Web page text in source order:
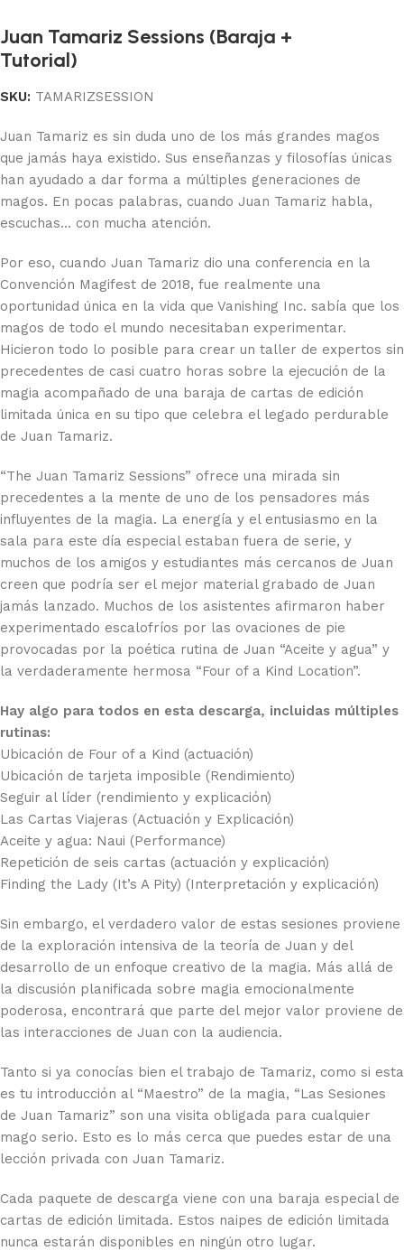
Juan Tamariz Sessions (Baraja +
Tutorial)
SKU: TAMARIZSESSION
Juan Tamariz es sin duda uno de los más grandes magos
que jamás haya existido. Sus enseñanzas y filosofías únicas
han ayudado a dar forma a múltiples generaciones de
magos. En pocas palabras, cuando Juan Tamariz habla,
escuchas… con mucha atención.
Por eso, cuando Juan Tamariz dio una conferencia en la
Convención Magifest de 2018, fue realmente una
oportunidad única en la vida que Vanishing Inc. sabía que los
magos de todo el mundo necesitaban experimentar.
Hicieron todo lo posible para crear un taller de expertos sin
precedentes de casi cuatro horas sobre la ejecución de la
magia acompañado de una baraja de cartas de edición
limitada única en su tipo que celebra el legado perdurable
de Juan Tamariz.
“The Juan Tamariz Sessions” ofrece una mirada sin
precedentes a la mente de uno de los pensadores más
influyentes de la magia. La energía y el entusiasmo en la
sala para este día especial estaban fuera de serie, y
muchos de los amigos y estudiantes más cercanos de Juan
creen que podría ser el mejor material grabado de Juan
jamás lanzado. Muchos de los asistentes afirmaron haber
experimentado escalofríos por las ovaciones de pie
provocadas por la poética rutina de Juan “Aceite y agua” y
la verdaderamente hermosa “Four of a Kind Location”.
Hay algo para todos en esta descarga, incluidas múltiples
rutinas:
Ubicación de Four of a Kind (actuación)
Ubicación de tarjeta imposible (Rendimiento)
Seguir al líder (rendimiento y explicación)
Las Cartas Viajeras (Actuación y Explicación)
Aceite y agua: Naui (Performance)
Repetición de seis cartas (actuación y explicación)
Finding the Lady (It’s A Pity) (Interpretación y explicación)
Sin embargo, el verdadero valor de estas sesiones proviene
de la exploración intensiva de la teoría de Juan y del
desarrollo de un enfoque creativo de la magia. Más allá de
la discusión planificada sobre magia emocionalmente
poderosa, encontrará que parte del mejor valor proviene de
las interacciones de Juan con la audiencia.
Tanto si ya conocías bien el trabajo de Tamariz, como si esta
es tu introducción al “Maestro” de la magia, “Las Sesiones
de Juan Tamariz” son una visita obligada para cualquier
mago serio. Esto es lo más cerca que puedes estar de una
lección privada con Juan Tamariz.
Cada paquete de descarga viene con una baraja especial de
cartas de edición limitada. Estos naipes de edición limitada
nunca estarán disponibles en ningún otro lugar.